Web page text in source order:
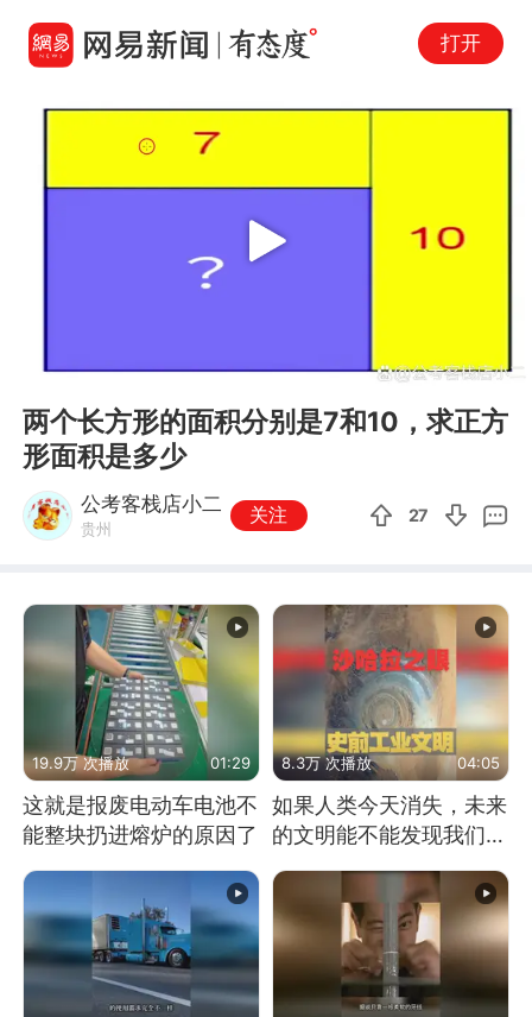
打开
00:00 02:26
Play
两个长方形的面积分别是7和10，求正方
形面积是多少
公考客栈店小二
贵州
关注 27
19.9万 次播放 01:29
这就是报废电动车电池不
能整块扔进熔炉的原因了
8.3万 次播放 04:05
如果人类今天消失，未来
的文明能不能发现我们存
在过？